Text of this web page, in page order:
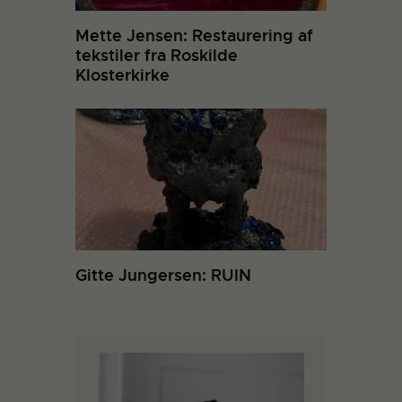
Mette Jensen: Restaurering af
tekstiler fra Roskilde
Klosterkirke
Gitte Jungersen: RUIN